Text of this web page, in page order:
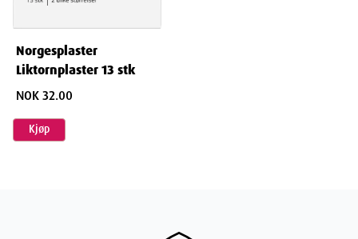
Norgesplaster
Liktornplaster 13 stk
NOK 32.00
Kjøp